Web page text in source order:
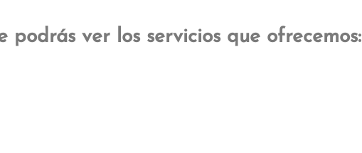
ver los servicios que ofrecemos: